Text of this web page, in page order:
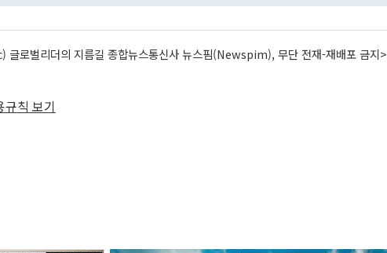
글로벌리더의 지름길 종합뉴스통신사 뉴스핌(Newspim), 무단 전재-재배포 금지>
규칙 보기